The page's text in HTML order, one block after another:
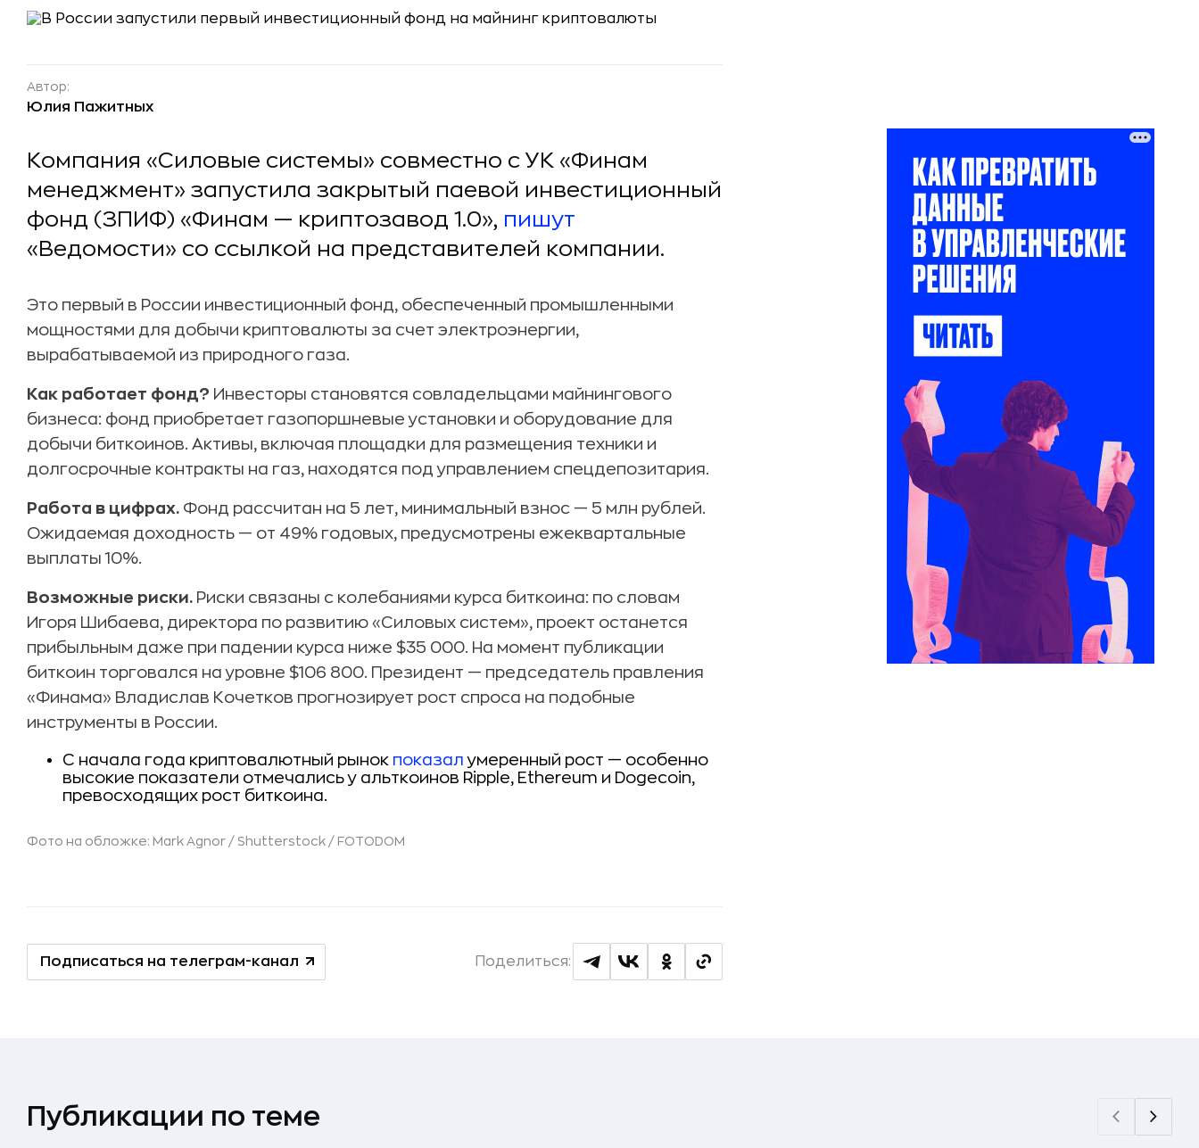
Автор:
Юлия Пажитных
Компания «Силовые системы» совместно с УК «Финам
менеджмент» запустила закрытый паевой инвестиционный
фонд (ЗПИФ) «Финам — криптозавод 1.0», пишут
«Ведомости» со ссылкой на представителей компании.
Это первый в России инвестиционный фонд, обеспеченный промышленными
мощностями для добычи криптовалюты за счет электроэнергии,
вырабатываемой из природного газа.
Как работает фонд? Инвесторы становятся совладельцами майнингового
бизнеса: фонд приобретает газопоршневые установки и оборудование для
добычи биткоинов. Активы, включая площадки для размещения техники и
долгосрочные контракты на газ, находятся под управлением спецдепозитария.
Работа в цифрах. Фонд рассчитан на 5 лет, минимальный взнос — 5 млн рублей.
Ожидаемая доходность — от 49% годовых, предусмотрены ежеквартальные
выплаты 10%.
Возможные риски. Риски связаны с колебаниями курса биткоина: по словам
Игоря Шибаева, директора по развитию «Силовых систем», проект останется
прибыльным даже при падении курса ниже $35 000. На момент публикации
биткоин торговался на уровне $106 800. Президент — председатель правления
«Финама» Владислав Кочетков прогнозирует рост спроса на подобные
инструменты в России.
С начала года криптовалютный рынок показал умеренный рост — особенно
высокие показатели отмечались у альткоинов Ripple, Ethereum и Dogecoin,
превосходящих рост биткоина.
Фото на обложке: Mark Agnor / Shutterstock / FOTODOM
Подписаться на телеграм-канал Поделиться:
Публикации по теме